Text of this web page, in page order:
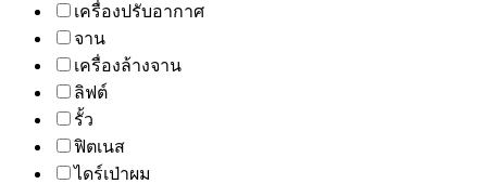
เครื่องปรับอากาศ
จาน
เครื่องล้างจาน
ลิฟต์
รั้ว
ฟิตเนส
ไดร์เป่าผม